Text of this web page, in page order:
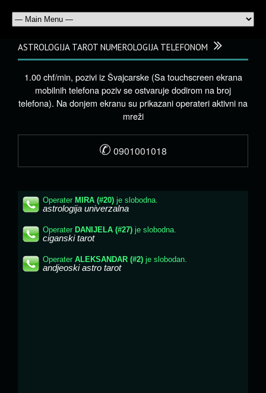
ASTROLOGIJA TAROT NUMEROLOGIJA TELEFONOM
1.00 chf/min, pozivi iz Švajcarske (Sa touchscreen ekrana
mobilnih telefona poziv se ostvaruje dodirom na broj
telefona). Na donjem ekranu su prikazani operateri aktivni na
mreži
✆ 0901001018